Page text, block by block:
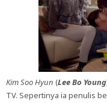
Kim Soo Hyun (Lee Bo Young
TV. Sepertinya ia penulis